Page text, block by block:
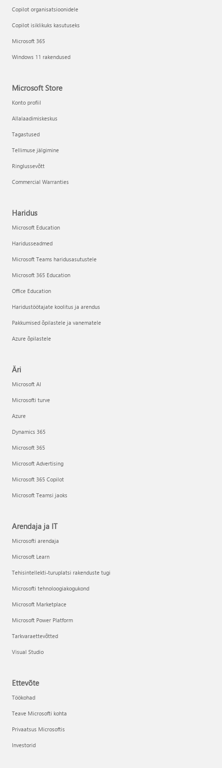
Copilot organisatsioonidele
Copilot isiklikuks kasutuseks
Microsoft 365
Windows 11 rakendused
Microsoft Store
Konto profiil
Allalaadimiskeskus
Tagastused
Tellimuse jälgimine
Ringlussevõtt
Commercial Warranties
Haridus
Microsoft Education
Haridusseadmed
Microsoft Teams haridusasutustele
Microsoft 365 Education
Office Education
Haridustöötajate koolitus ja arendus
Pakkumised õpilastele ja vanematele
Azure õpilastele
Äri
Microsoft AI
Microsofti turve
Azure
Dynamics 365
Microsoft 365
Microsoft Advertising
Microsoft 365 Copilot
Microsoft Teamsi jaoks
Arendaja ja IT
Microsofti arendaja
Microsoft Learn
Tehisintellekti-turuplatsi rakenduste tugi
Microsofti tehnoloogiakogukond
Microsoft Marketplace
Microsoft Power Platform
Tarkvaraettevõtted
Visual Studio
Ettevõte
Töökohad
Teave Microsofti kohta
Privaatsus Microsoftis
Investorid